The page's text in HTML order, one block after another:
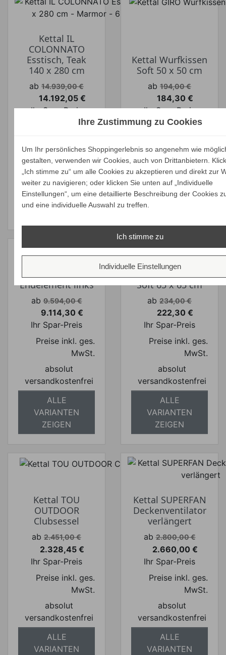
Kettal IL
COLONNATO
Esstisch, Teak
140 x 280 cm
Verkaufspreis
ab 14.939,00 €
Preis
14.192,05 €
Ihr Spar-Preis
Preise inkl. ges.
absolut
versandkostenfrei
ALLE
VARIANTEN
ZEIGEN
Kettal Wurfkissen
Soft 50 x 50 cm
Verkaufspreis
ab 194,00 €
Preis
184,30 €
Ihr Spar-Preis
Preise inkl. ges.
absolut
versandkostenfrei
ALLE
VARIANTEN
Endelement links
Verkaufspreis
ab 9.594,00 €
Preis
9.114,30 €
Ihr Spar-Preis
Preise inkl. ges.
MwSt.
absolut
versandkostenfrei
ALLE
VARIANTEN
ZEIGEN
Kettal Wurfkissen
Soft 65 x 65 cm
Verkaufspreis
ab 234,00 €
Preis
222,30 €
Ihr Spar-Preis
Preise inkl. ges.
MwSt.
absolut
versandkostenfrei
ALLE
VARIANTEN
ZEIGEN
Kettal TOU
OUTDOOR
Clubsessel
Verkaufspreis
ab 2.451,00 €
Preis
2.328,45 €
Ihr Spar-Preis
Preise inkl. ges.
MwSt.
absolut
versandkostenfrei
ALLE
VARIANTEN
Kettal SUPERFAN
Deckenventilator
verlängert
Verkaufspreis
ab 2.800,00 €
Preis
2.660,00 €
Ihr Spar-Preis
Preise inkl. ges.
MwSt.
absolut
versandkostenfrei
ALLE
VARIANTEN
Ihre Zustimmung zu Cookies
Um Ihr persönliches Shoppingerlebnis so angenehm wie
gestalten, verwenden wir Cookies, auch von Drittanbietern.
„Ich stimme zu“ um alle Cookies zu akzeptieren und direkt zur
weiter zu navigieren; oder klicken Sie unten auf „Individuelle
Einstellungen“, um eine detaillierte Beschreibung der Cookies
und eine individuelle Auswahl zu treffen.
Ich stimme zu
Individuelle Einstellungen